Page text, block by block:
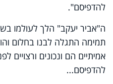
להדפיסם".
תמימה התגלה לבנו בחלום
אמיתיים הם ונכונים ורצויים
להדפיסם...